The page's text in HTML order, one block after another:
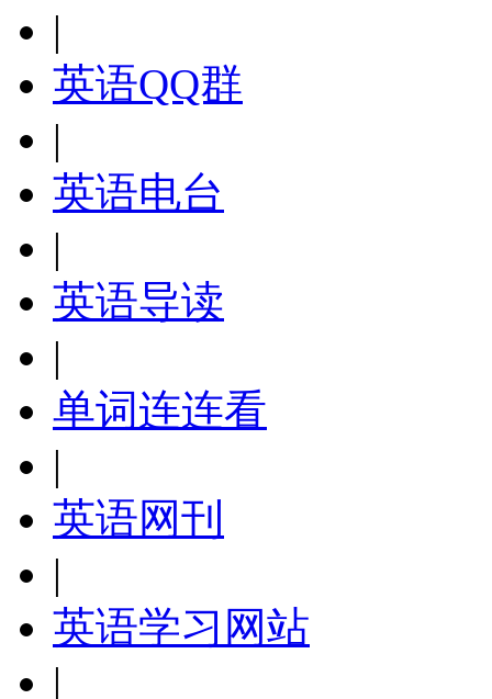
|
英语QQ群
|
英语电台
|
英语导读
|
单词连连看
|
英语网刊
|
英语学习网站
|